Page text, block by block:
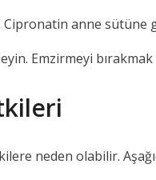
Cipronatin anne
Emzirmeyi
neden olabilir.